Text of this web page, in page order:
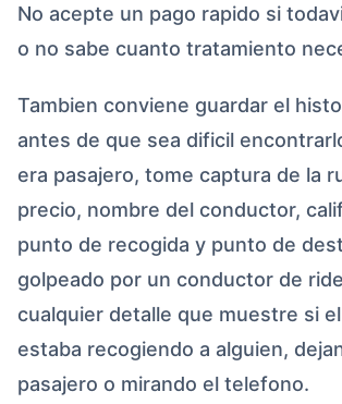
No acepte un pago rapido si
o no sabe cuanto tratamiento
Tambien conviene guardar el
antes de que sea dificil
era pasajero, tome captura de la
precio, nombre del conductor,
punto de recogida y punto de
golpeado por un conductor de
cualquier detalle que muestre si
estaba recogiendo a alguien,
pasajero o mirando el telefono.